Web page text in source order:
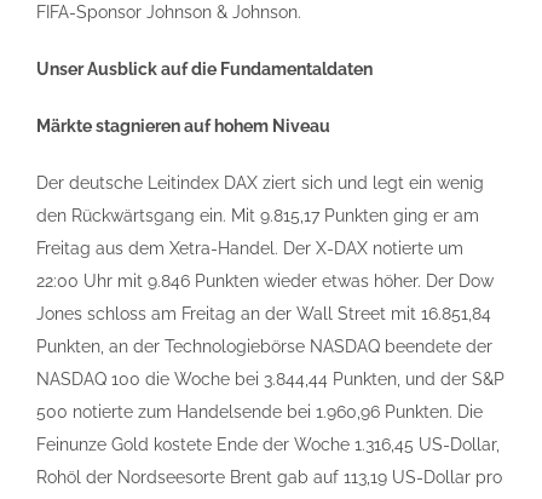
FIFA-Sponsor Johnson & Johnson.
Unser Ausblick auf die Fundamentaldaten
Märkte stagnieren auf hohem Niveau
Der deutsche Leitindex DAX ziert sich und legt ein wenig
den Rückwärtsgang ein. Mit 9.815,17 Punkten ging er am
Freitag aus dem Xetra-Handel. Der X-DAX notierte um
22:00 Uhr mit 9.846 Punkten wieder etwas höher. Der Dow
Jones schloss am Freitag an der Wall Street mit 16.851,84
Punkten, an der Technologiebörse NASDAQ beendete der
NASDAQ 100 die Woche bei 3.844,44 Punkten, und der S&P
500 notierte zum Handelsende bei 1.960,96 Punkten. Die
Feinunze Gold kostete Ende der Woche 1.316,45 US-Dollar,
Rohöl der Nordseesorte Brent gab auf 113,19 US-Dollar pro